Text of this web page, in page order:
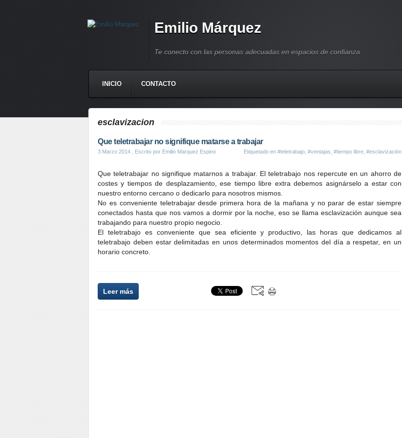
Emilio Márquez
Te conecto con las personas adecuadas en espacios de confianza
INICIO CONTACTO
esclavizacion
Que teletrabajar no signifique matarse a trabajar
3 Marzo 2014 , Escrito por Emilio Marquez Espino Etiquetado en #teletrabajo #ventajas #tiempo libre #esclavización
Que teletrabajar no signifique matarnos a trabajar. El teletrabajo nos repercute en un ahorro de
costes y tiempos de desplazamiento, ese tiempo libre extra debemos asignárselo a estar con
nuestro entorno cercano o dedicarlo para nosotros mismos.
No es conveniente teletrabajar desde primera hora de la mañana y no parar de estar siempre
conectados hasta que nos vamos a dormir por la noche, eso se llama esclavización aunque sea
trabajando para nuestro propio negocio.
El teletrabajo es conveniente que sea eficiente y productivo, las horas que dedicamos al
teletrabajo deben estar delimitadas en unos determinados momentos del día a respetar, en un
horario concreto.
Leer más